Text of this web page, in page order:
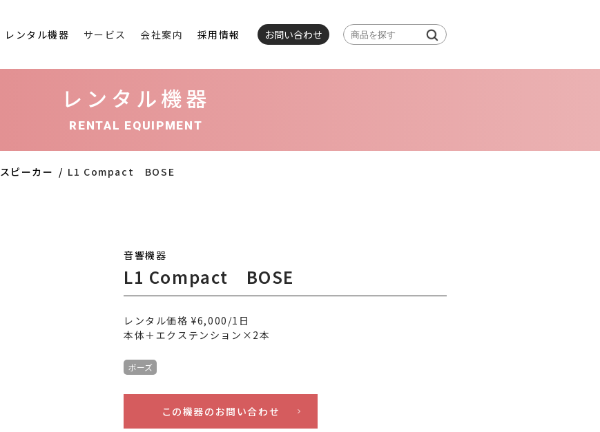
レンタル機器 サービス 会社案内 採用情報 お問い合わせ
レンタル機器
RENTAL EQUIPMENT
スピーカー L1 Compact BOSE
音響機器
L1 Compact BOSE
レンタル価格 ¥6,000/1日
本体＋エクステンション×2本
ボーズ
この機器のお問い合わせ